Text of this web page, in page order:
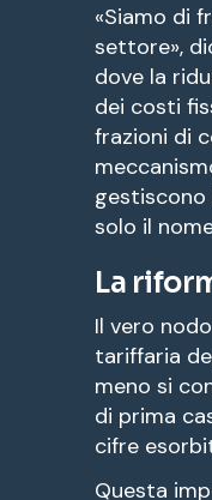
«Siamo di
settore»,
dove la
dei costi
frazioni di
gestiscono
solo il
La
Il vero
tariffaria
meno si
di prima
cifre
Questa